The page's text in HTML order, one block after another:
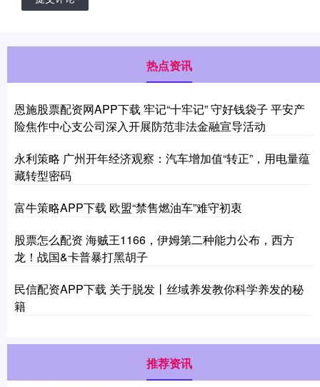
热点资讯
恩施股票配资网APP下载 牢记“十牢记” 守好钱袋子 平安产
险焦作中心支公司深入开展防范非法金融宣导活动
永利策略 广州开年经济观察：汽车增加值“转正”，用电量蕴
藏转型密码
富牛策略APP下载 欧盟“禁售燃油车”难守初衷
股票怎么配资 海贼王1166，伊姆第二种能力公布，西方
龙！战国&卡普暴打黑胡子
民信配资APP下载 关于脱发丨丝域养发教你科学养发的秘
籍
推荐资讯